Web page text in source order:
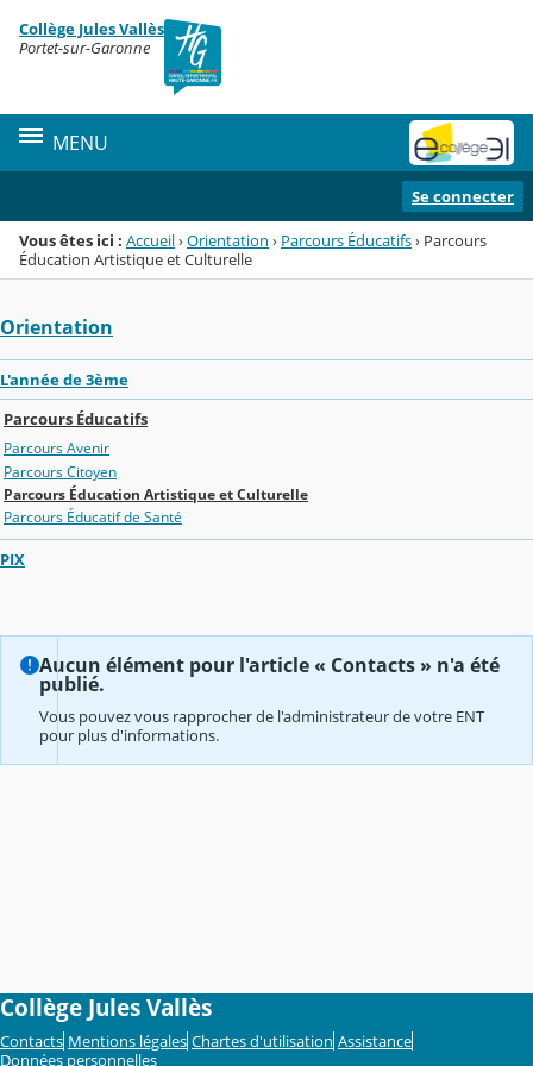
Menu de la rubrique
Contenu
Collège Jules Vallès
Portet-sur-Garonne
MENU
Se connecter
Vous êtes ici : Accueil›Orientation › Parcours Éducatifs› Parcours
Éducation Artistique et Culturelle
Orientation
L'année de 3ème
Parcours Éducatifs
Parcours Avenir
Parcours Citoyen
Parcours Éducation Artistique et Culturelle
Parcours Éducatif de Santé
PIX
Aucun élément pour l'article « Contacts » n'a été
publié.
Vous pouvez vous rapprocher de l'administrateur de votre ENT
pour plus d'informations.
Collège Jules Vallès
Contacts Mentions légales Chartes d'utilisation Assistance
Données personnelles